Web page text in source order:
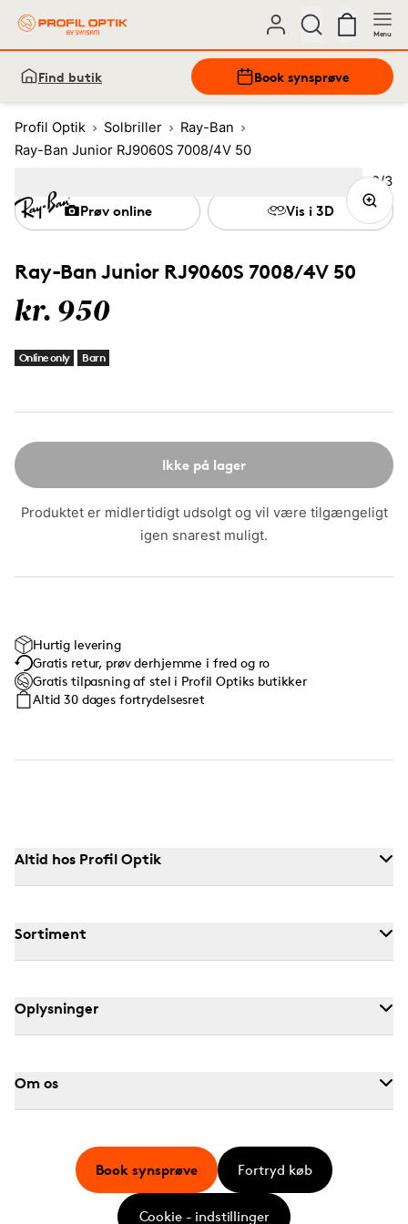
Menu
Find butik Book synsprøve
Profil Optik Solbriller
Ray-Ban
Ray-Ban Junior RJ9060S 7008/4V 50
Ray-Ban Junior RJ9060S 7008/4V 50
kr. 950
Online only Barn
Ikke på lager
Produktet er midlertidigt udsolgt og vil være tilgængeligt
igen snarest muligt.
Prøv online Vis i 3D
Hurtig levering
Gratis retur, prøv derhjemme i fred og ro
Gratis tilpasning af stel i Profil Optiks butikker
Altid 30 dages fortrydelsesret
2/3
3
Altid hos Profil Optik
Sortiment
Oplysninger
Om os
Book synsprøve Fortryd køb
Cookie - indstillinger